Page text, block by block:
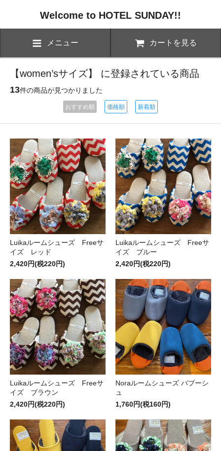
Welcome to HOTEL SUNDAY!!
メニュー カートを見る
【women’sサイズ】 に登録されている商品
13件の商品が見つかりました
おすすめ順 価格順 新着順
Luikaルームシューズ Freeサ
イズ レッド
2,420円(税220円)
Luikaルームシューズ Freeサ
イズ ブルー
2,420円(税220円)
Luikaルームシューズ Freeサ
イズ ブラウン
2,420円(税220円)
Noraルームシューズ バブーシ
ュ
1,760円(税160円)